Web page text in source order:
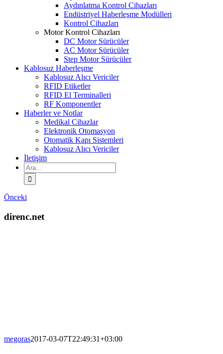
Aydınlatma Kontrol Cihazları
Endüstriyel Haberleşme Modülleri
Kontrol Cihazları
Motor Kontrol Cihazları
DC Motor Sürücüler
AC Motor Sürücüler
Step Motor Sürücüler
Kablosuz Haberleşme
Kablosuz Alıcı Vericiler
RFID Etiketler
RFID El Terminalleri
RF Komponentler
Haberler ve Notlar
Medikal Cihazlar
Elektronik Otomasyon
Otomatik Kapı Sistemleri
Kablosuz Alıcı Vericiler
İletişim
Ara:
Önceki
direnc.net
megoras2017-03-07T22:49:31+03:00